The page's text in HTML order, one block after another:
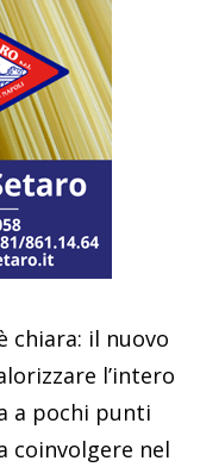
chiara: il nuovo
l’intero
a pochi punti
coinvolgere nel